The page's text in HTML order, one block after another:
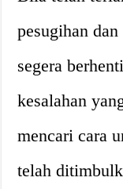
pesugihan
segera
kesalahan
mencari cara
telah